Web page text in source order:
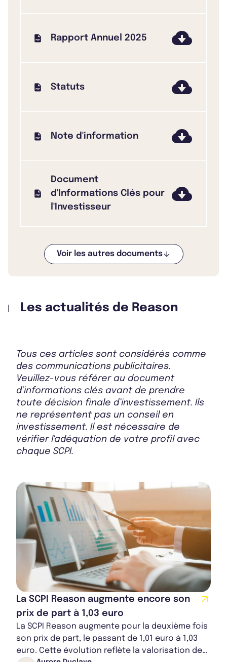
Rapport Annuel 2025
Statuts
Note d'information
Document
d'Informations Clés pour
l'Investisseur
Bulletin 2025 T2
Bulletin 2025 T1
Rapport Annuel 2024
Voir les autres documents
Les actualités de Reason
Tous ces articles sont considérés comme
des communications publicitaires.
Veuillez-vous référer au document
d’informations clés avant de prendre
toute décision finale d’investissement. Ils
ne représentent pas un conseil en
investissement. Il est nécessaire de
vérifier l'adéquation de votre profil avec
chaque SCPI.
La SCPI Reason augmente encore son
prix de part à 1,03 euro
La SCPI Reason augmente pour la deuxième fois
son prix de part, le passant de 1,01 euro à 1,03
euro. Cette évolution reflète la valorisation de